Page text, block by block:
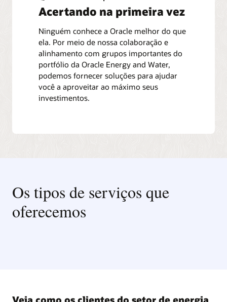
Acertando na primeira vez
Ninguém conhece a Oracle melhor do que
ela. Por meio de nossa colaboração e
alinhamento com grupos importantes do
portfólio da Oracle Energy and Water,
podemos fornecer soluções para ajudar
você a aproveitar ao máximo seus
investimentos.
Os tipos de serviços que
oferecemos